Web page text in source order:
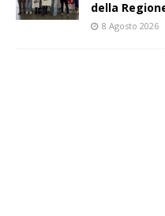
della
8 Agosto 2026